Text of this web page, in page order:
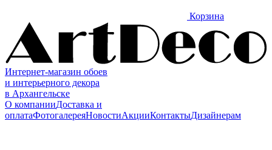
Корзина
Интернет-магазин обоев
и интерьерного декора
в Архангельске
О компанииДоставка и
оплатаФотогалереяНовостиАкцииКонтактыДизайнерам